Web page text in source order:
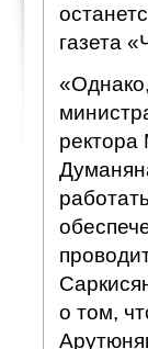
газета
ректора
о том,